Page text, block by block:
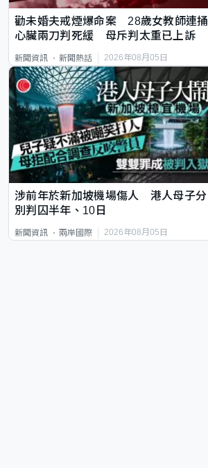
勸未婚夫戒煙爆命案 28歲女教師連捅
心臟兩刀判死緩 母斥判太重已上訴
新聞資訊 新聞熱話 2026年08月05日
涉前年於新加坡機場傷人 港人母子分
別判囚半年、10日
新聞資訊 兩岸國際 2026年08月05日